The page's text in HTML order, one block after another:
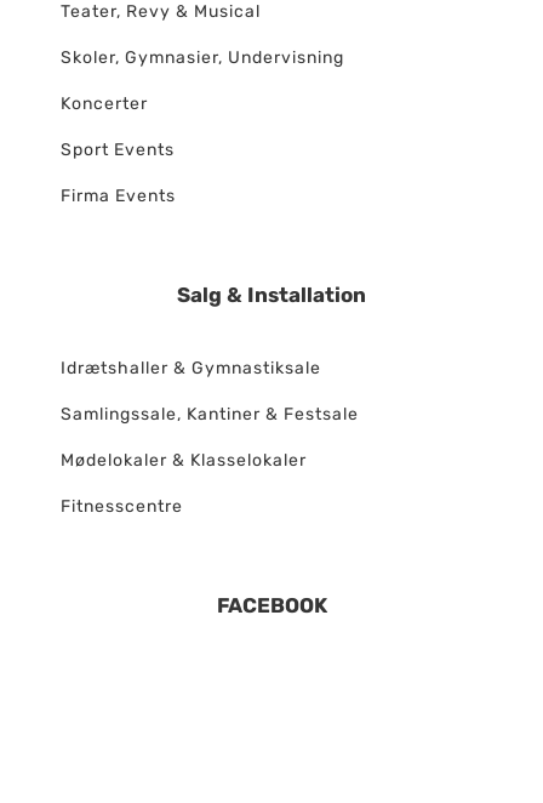
Teater, Revy & Musical
Skoler, Gymnasier, Undervisning
Koncerter
Sport Events
Firma Events
Salg & Installation
Idrætshaller & Gymnastiksale
Samlingssale, Kantiner & Festsale
Mødelokaler & Klasselokaler
Fitnesscentre
FACEBOOK